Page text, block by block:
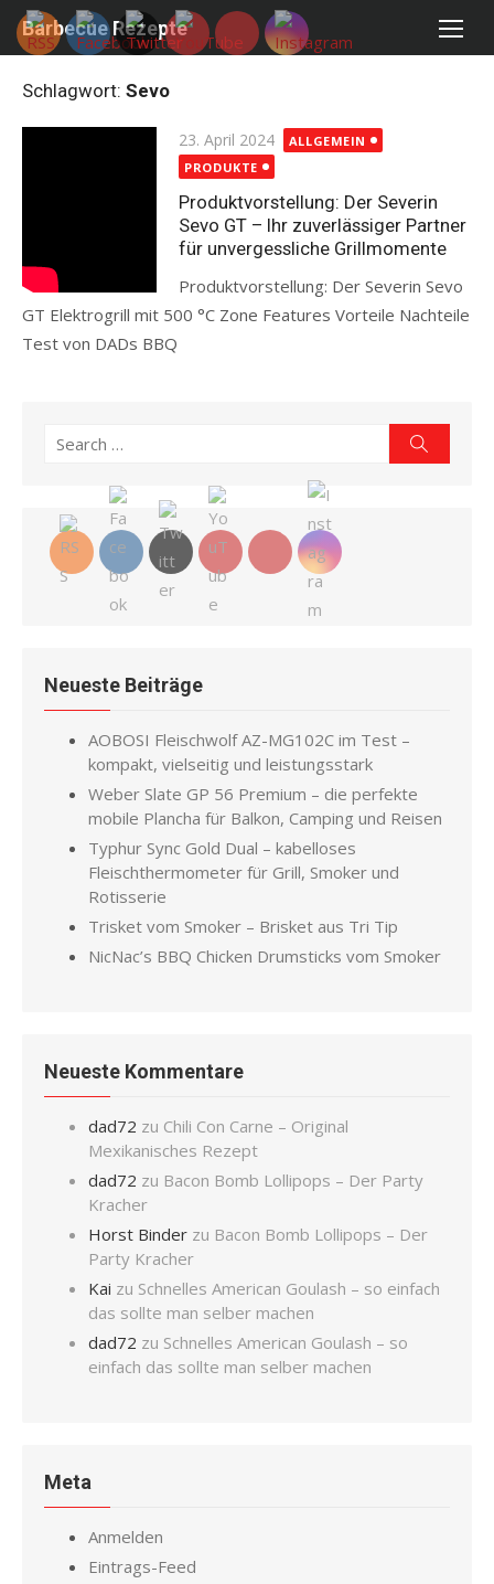
Skip
Barbecue Rezepte
Schlagwort: Sevo
Posted
on
23. April 2024
ALLGEMEIN
PRODUKTE
Produktvorstellung: Der Severin
Sevo GT – Ihr zuverlässiger Partner
für unvergessliche Grillmomente
Produktvorstellung: Der Severin Sevo
GT Elektrogrill mit 500 °C Zone Features Vorteile Nachteile
Test von DADs BBQ
Search
Neueste Beiträge
AOBOSI Fleischwolf AZ-MG102C im Test –
kompakt, vielseitig und leistungsstark
Weber Slate GP 56 Premium – die perfekte
mobile Plancha für Balkon, Camping und Reisen
Typhur Sync Gold Dual – kabelloses
Fleischthermometer für Grill, Smoker und
Rotisserie
Trisket vom Smoker – Brisket aus Tri Tip
NicNac’s BBQ Chicken Drumsticks vom Smoker
Neueste Kommentare
dad72 zu Chili Con Carne – Original
Mexikanisches Rezept
dad72 zu Bacon Bomb Lollipops – Der Party
Kracher
Horst Binder zu Bacon Bomb Lollipops – Der
Party Kracher
Kai zu Schnelles American Goulash – so einfach
das sollte man selber machen
dad72 zu Schnelles American Goulash – so
einfach das sollte man selber machen
Meta
Anmelden
Eintrags-Feed